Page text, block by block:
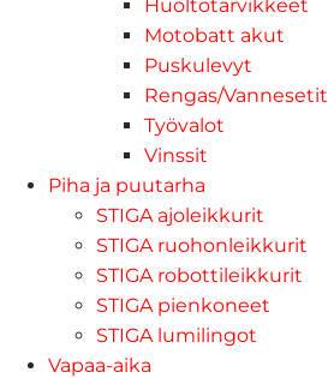
Huoltotarvikkeet
Motobatt akut
Puskulevyt
Rengas/Vannesetit
Työvalot
Vinssit
Piha ja puutarha
STIGA ajoleikkurit
STIGA ruohonleikkurit
STIGA robottileikkurit
STIGA pienkoneet
STIGA lumilingot
Vapaa-aika